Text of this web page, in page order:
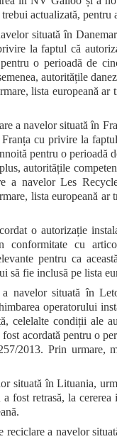
actualizată, pentru
situată în
la faptul că
o perioadă de
autoritățile
lista europeană ar
a navelor situată în
cu privire la
pentru o perioadă
autoritățile
a navelor Les
lista europeană ar
o autorizație
conformitate cu
pentru ca
să fie inclusă pe lista
navelor situată în
operatorului
celelalte condiții ale
acordată pentru o
2013. Prin urmare,
situată în Lituania,
fost retrasă, la cererea
a navelor